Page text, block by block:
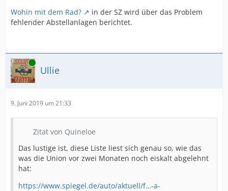
Wohin mit dem Rad?
in der SZ wird über das Problem
fehlender Abstellanlagen berichtet.
Online
Ullie
9. Juni 2019 um 21:33
Zitat von Quineloe
Das lustige ist, diese Liste liest sich genau so, wie das
was die Union vor zwei Monaten noch eiskalt abgelehnt
hat:
https://www.spiegel.de/auto/aktuell/f…-a-